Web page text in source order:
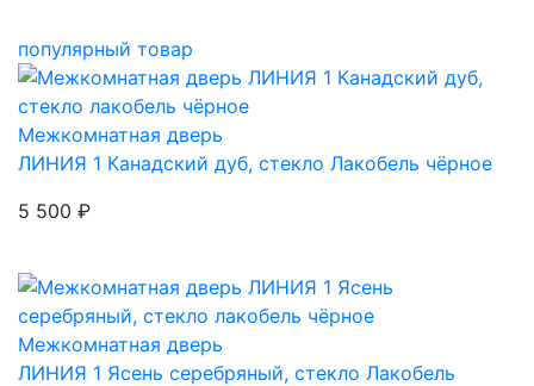
популярный товар
Межкомнатная дверь
ЛИНИЯ 1 Канадский дуб, стекло Лакобель чёрное
5 500 ₽
Межкомнатная дверь
ЛИНИЯ 1 Ясень серебряный, стекло Лакобель